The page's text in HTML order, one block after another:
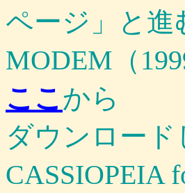
ページ」と進
MODEM（
ここから
ダウンロー
CASSIOPEIA